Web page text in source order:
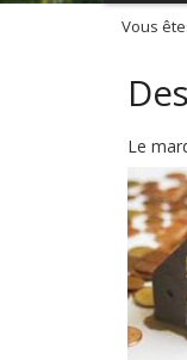
Vous
Le